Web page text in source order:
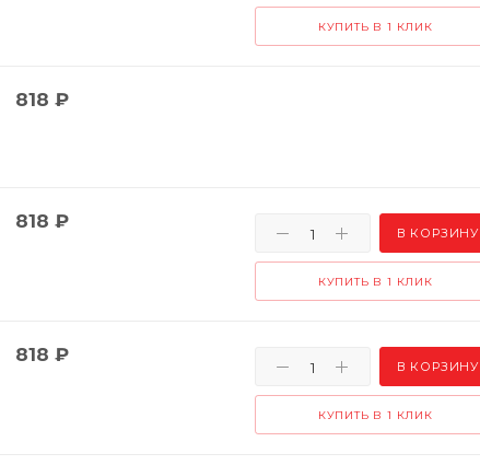
КУПИТЬ В 1 КЛИК
818 ₽
818 ₽
В КОРЗИНУ
КУПИТЬ В 1 КЛИК
818 ₽
В КОРЗИНУ
КУПИТЬ В 1 КЛИК